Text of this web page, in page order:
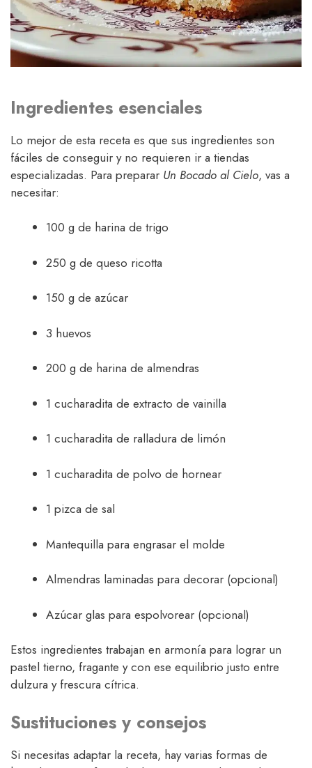
Ingredientes esenciales
Lo mejor de esta receta es que sus ingredientes son
fáciles de conseguir y no requieren ir a tiendas
especializadas. Para preparar Un Bocado al Cielo, vas a
necesitar:
100 g de harina de trigo
250 g de queso ricotta
150 g de azúcar
3 huevos
200 g de harina de almendras
1 cucharadita de extracto de vainilla
1 cucharadita de ralladura de limón
1 cucharadita de polvo de hornear
1 pizca de sal
Mantequilla para engrasar el molde
Almendras laminadas para decorar (opcional)
Azúcar glas para espolvorear (opcional)
Estos ingredientes trabajan en armonía para lograr un
pastel tierno, fragante y con ese equilibrio justo entre
dulzura y frescura cítrica.
Sustituciones y consejos
Si necesitas adaptar la receta, hay varias formas de